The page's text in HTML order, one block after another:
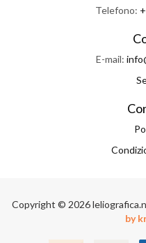
Telefono:
E-mail:
Copyright © 2026
by